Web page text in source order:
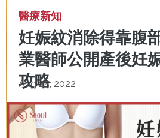
醫療新知
妊娠紋消除得靠腹
業醫師公開產後妊
攻略
Aug 25, 2022